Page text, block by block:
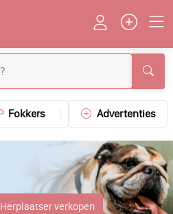
Fokkers Advertenties
Herplaatser verkopen